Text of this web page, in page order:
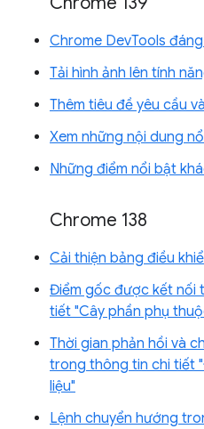
Chrome DevTools
Tải hình ảnh lên tính
Thêm tiêu đề yêu cầu
Xem những nội dung
Những điểm nổi bật
Chrome 138
Cải thiện bảng điều
Điểm gốc được kết nối
tiết "Cây phần phụ
Thời gian phản hồi và
trong thông tin chi tiết
liệu"
Lệnh chuyển hướng